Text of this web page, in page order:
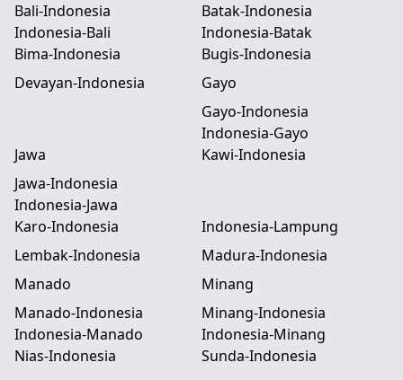
Bali-Indonesia
Indonesia-Bali
Batak-Indonesia
Indonesia-Batak
Bima-Indonesia
Bugis-Indonesia
Devayan-Indonesia
Gayo
Gayo-Indonesia
Indonesia-Gayo
Jawa
Jawa-Indonesia
Indonesia-Jawa
Kawi-Indonesia
Karo-Indonesia
Indonesia-Lampung
Lembak-Indonesia
Madura-Indonesia
Manado
Manado-Indonesia
Indonesia-Manado
Minang
Minang-Indonesia
Indonesia-Minang
Nias-Indonesia
Sunda-Indonesia